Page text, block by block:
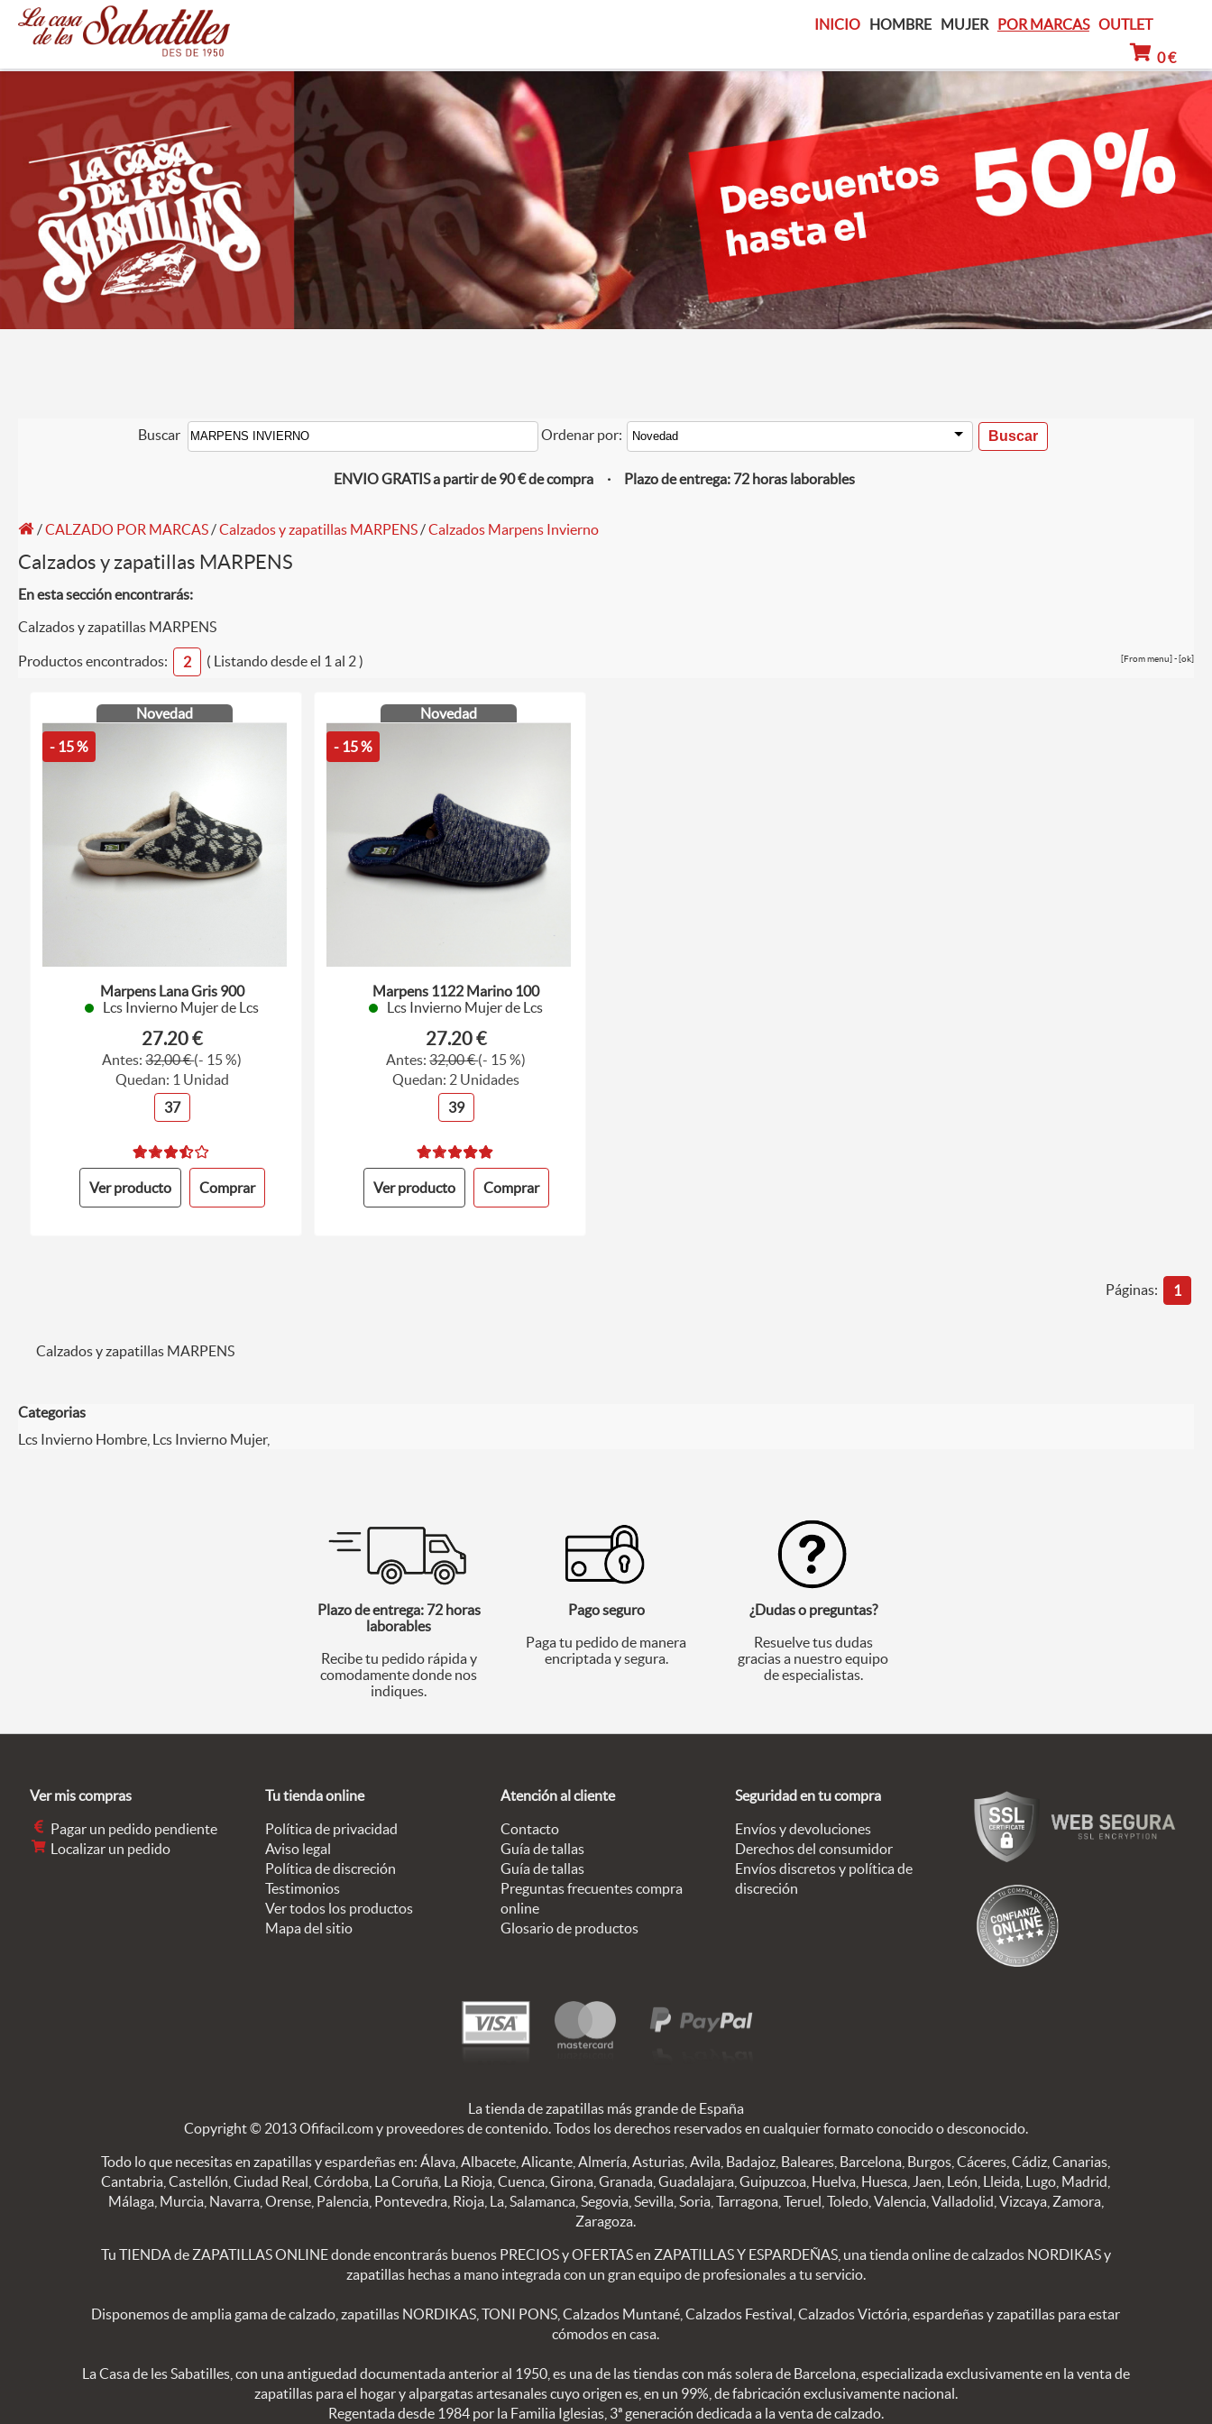
INICIO HOMBRE MUJER POR MARCAS OUTLET
0 €
Buscar Ordenar por:
ENVIO GRATIS a partir de 90 € de compra · Plazo de entrega: 72 horas laborables
/CALZADO POR MARCAS/Calzados y zapatillas MARPENS/Calzados Marpens Invierno
Calzados y zapatillas MARPENS
En esta sección encontrarás:
Calzados y zapatillas MARPENS
[From menu] - [ok]
Productos encontrados: 2 ( Listando desde el 1 al 2 )
Novedad
- 15 %
Marpens Lana Gris 900
Lcs Invierno Mujer de Lcs
27.20 €
Antes:32,00 €(- 15 %)
Quedan: 1 Unidad
37
Ver producto Comprar
Novedad
- 15 %
Marpens 1122 Marino 100
Lcs Invierno Mujer de Lcs
27.20 €
Antes:32,00 €(- 15 %)
Quedan: 2 Unidades
39
Ver producto Comprar
Páginas: 1
Calzados y zapatillas MARPENS
Categorias
Lcs Invierno Hombre, Lcs Invierno Mujer,
Plazo de entrega: 72 horas
laborables
Recibe tu pedido rápida y
comodamente donde nos
indiques.
Pago seguro
Paga tu pedido de manera
encriptada y segura.
¿Dudas o preguntas?
Resuelve tus dudas
gracias a nuestro equipo
de especialistas.
Ver mis compras
Pagar un pedido pendiente
Localizar un pedido
Tu tienda online
Política de privacidad
Aviso legal
Política de discreción
Testimonios
Ver todos los productos
Mapa del sitio
Atención al cliente
Contacto
Guía de tallas
Guía de tallas
Preguntas frecuentes compra
online
Glosario de productos
Seguridad en tu compra
Envíos y devoluciones
Derechos del consumidor
Envíos discretos y política de
discreción
La tienda de zapatillas más grande de España
Copyright © 2013 Ofifacil.com y proveedores de contenido. Todos los derechos reservados en cualquier formato conocido o desconocido.
Todo lo que necesitas en zapatillas y espardeñas en: Álava, Albacete, Alicante, Almería, Asturias, Avila, Badajoz, Baleares, Barcelona, Burgos, Cáceres, Cádiz, Canarias,
Cantabria, Castellón, Ciudad Real, Córdoba, La Coruña, La Rioja, Cuenca, Girona, Granada, Guadalajara, Guipuzcoa, Huelva, Huesca, Jaen, León, Lleida, Lugo, Madrid,
Málaga, Murcia, Navarra, Orense, Palencia, Pontevedra, Rioja, La, Salamanca, Segovia, Sevilla, Soria, Tarragona, Teruel, Toledo, Valencia, Valladolid, Vizcaya, Zamora,
Zaragoza.
Tu TIENDA de ZAPATILLAS ONLINE donde encontrarás buenos PRECIOS y OFERTAS en ZAPATILLAS Y ESPARDEÑAS, una tienda online de calzados NORDIKAS y
zapatillas hechas a mano integrada con un gran equipo de profesionales a tu servicio.
Disponemos de amplia gama de calzado, zapatillas NORDIKAS, TONI PONS, Calzados Muntané, Calzados Festival, Calzados Victória, espardeñas y zapatillas para estar
cómodos en casa.
La Casa de les Sabatilles, con una antiguedad documentada anterior al 1950, es una de las tiendas con más solera de Barcelona, especializada exclusivamente en la venta de
zapatillas para el hogar y alpargatas artesanales cuyo origen es, en un 99%, de fabricación exclusivamente nacional.
Regentada desde 1984 por la Familia Iglesias, 3ª generación dedicada a la venta de calzado.